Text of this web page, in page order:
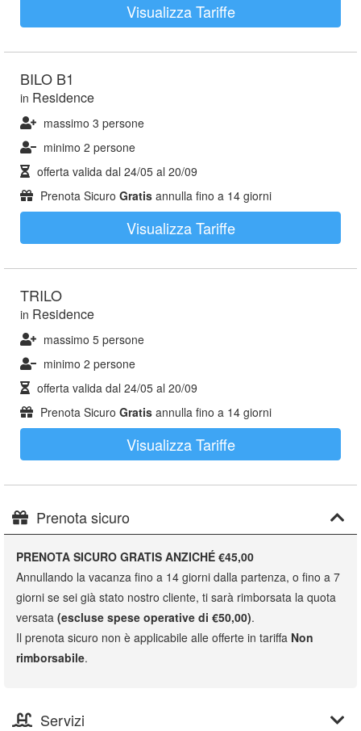
Visualizza Tariffe
BILO B1
in Residence
massimo 3 persone
minimo 2 persone
offerta valida dal 24/05 al 20/09
Prenota Sicuro Gratis annulla fino a 14 giorni
Visualizza Tariffe
TRILO
in Residence
massimo 5 persone
minimo 2 persone
offerta valida dal 24/05 al 20/09
Prenota Sicuro Gratis annulla fino a 14 giorni
Visualizza Tariffe
Prenota sicuro
PRENOTA SICURO GRATIS ANZICHÉ €45,00
Annullando la vacanza fino a 14 giorni dalla partenza, o fino a 7
giorni se sei già stato nostro cliente, ti sarà rimborsata la quota
versata (escluse spese operative di €50,00).
Il prenota sicuro non è applicabile alle offerte in tariffa Non
rimborsabile.
Servizi